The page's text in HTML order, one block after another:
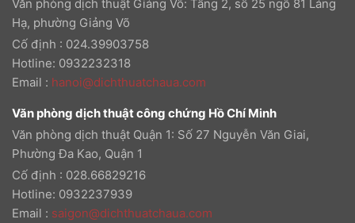
Văn phòng dịch thuật Giảng Võ: Tầng 2, số 25 ngõ 81 Láng
Hạ, phường Giảng Võ
Cố định : 024.39903758
Hotline: 0932232318
Email : hanoi@dichthuatchaua.com
Văn phòng dịch thuật công chứng Hồ Chí Minh
Văn phòng dịch thuật Quận 1: Số 27 Nguyễn Văn Giai,
Phường Đa Kao, Quận 1
Cố định : 028.66829216
Hotline: 0932237939
Email : saigon@dichthuatchaua.com